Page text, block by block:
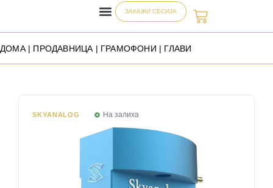
ЗАКАЖИ СЕСИЈА
ДОМА| ПРОДАВНИЦА | ГРАМОФОНИ | ГЛАВИ
SKYANALOG На залиха